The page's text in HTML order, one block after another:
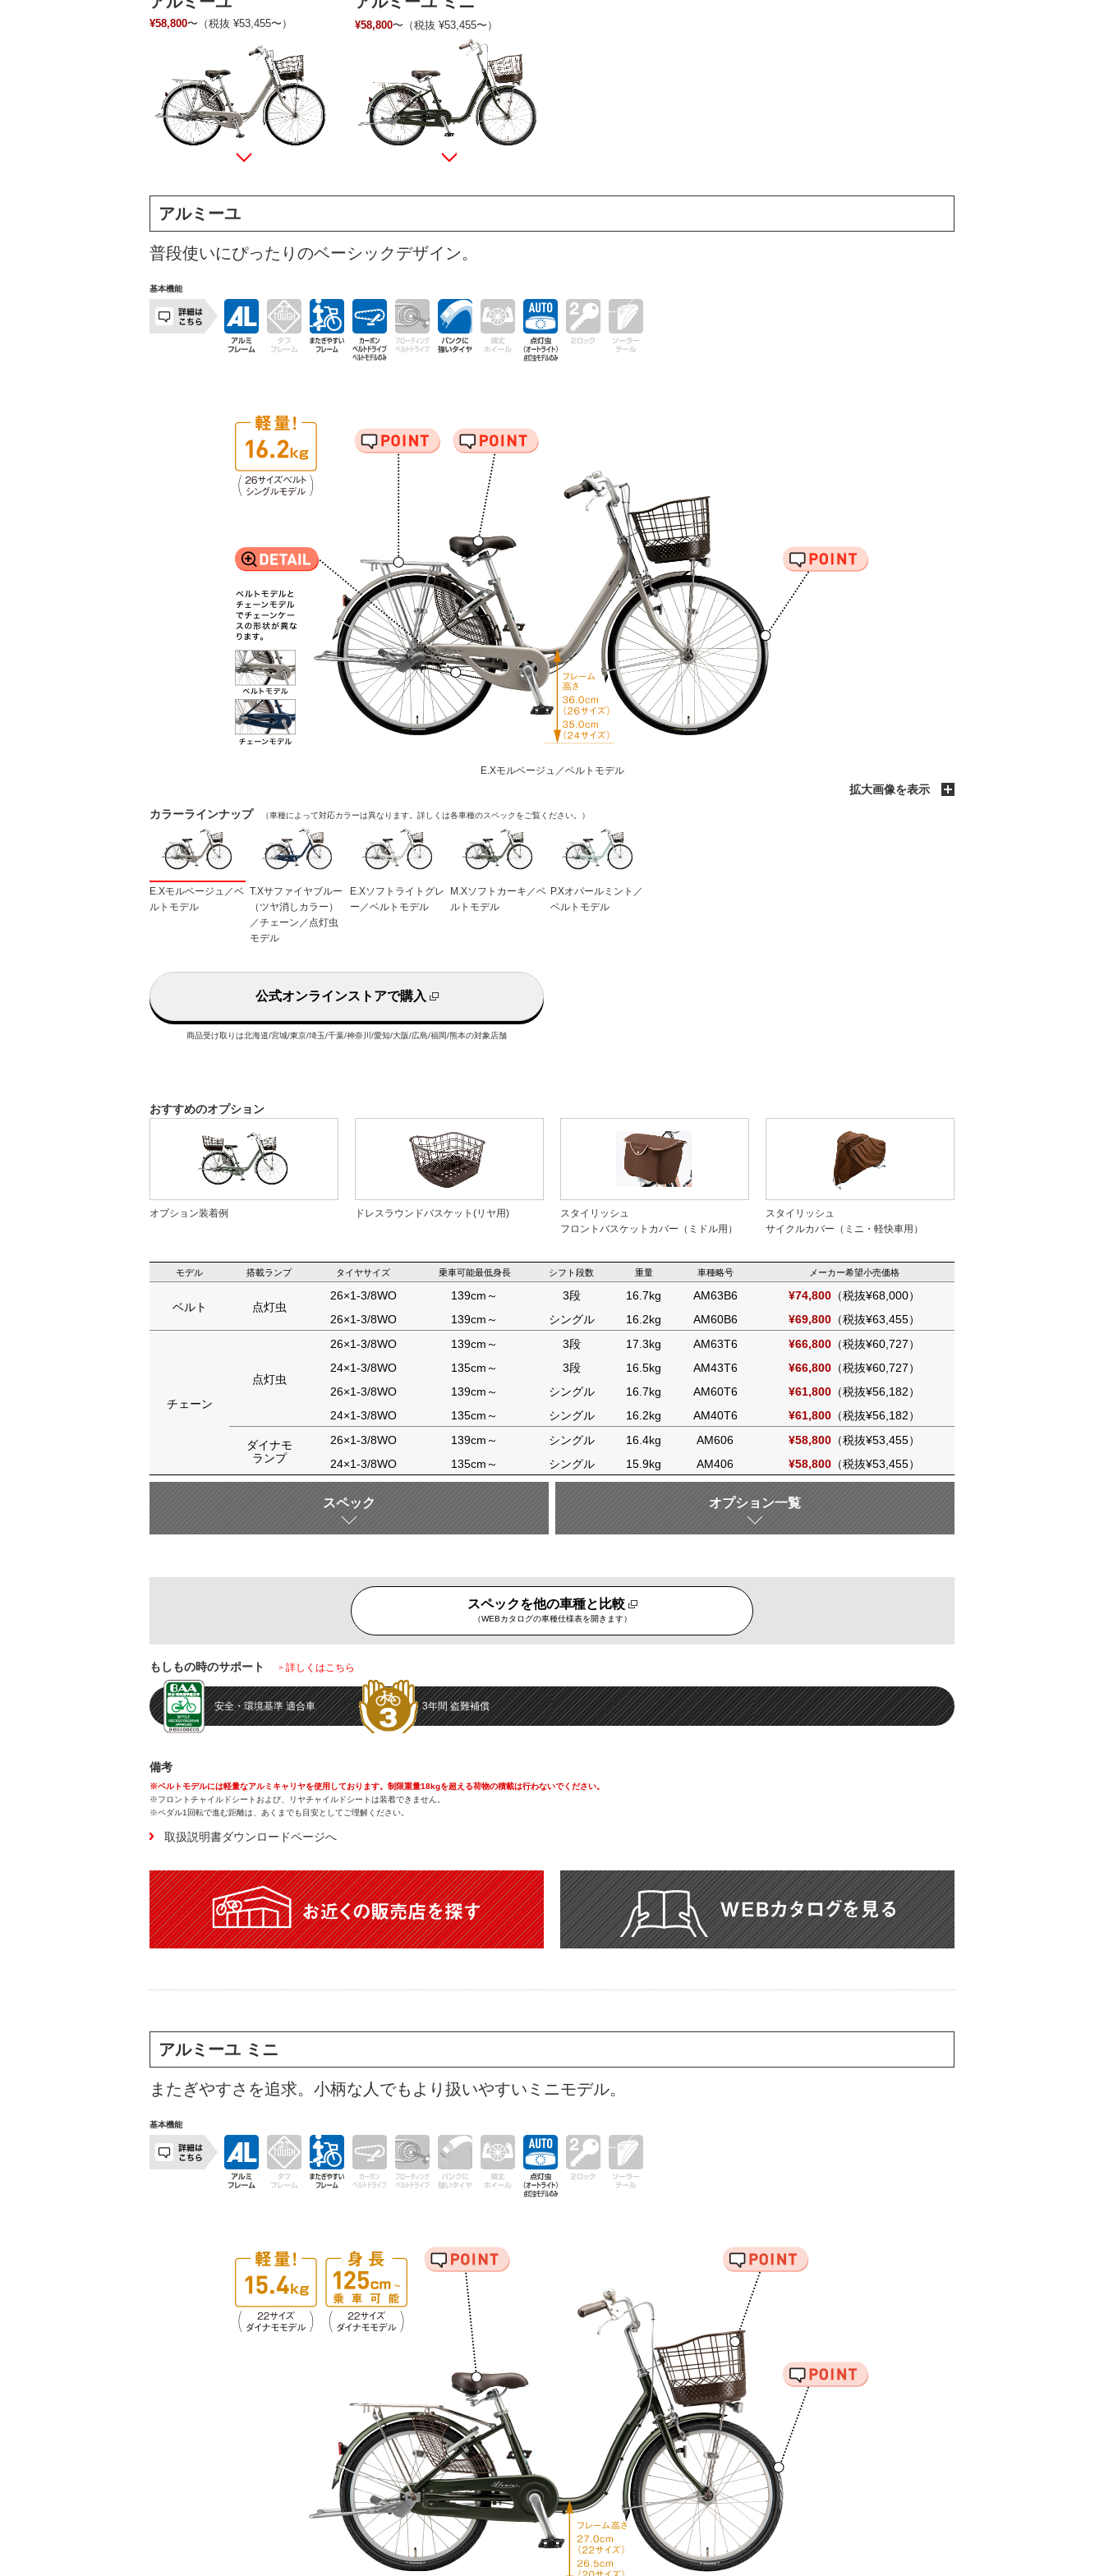
¥58,800〜（税抜 ¥53,455〜） ¥58,800〜（税抜 ¥53,455〜）
アルミーユ
普段使いにぴったりのベーシックデザイン。
基本機能
E.Xモルベージュ／ベルトモデル
拡大画像を表示
カラーラインナップ
（車種によって対応カラーは異なります。詳しくは各車種のスペックをご覧ください。）
E.Xモルベージュ／ベ
ルトモデル
T.Xサファイヤブルー
（ツヤ消しカラー）
／チェーン／点灯虫
モデル
E.Xソフトライトグレ
ー／ベルトモデル
M.Xソフトカーキ／ベ
ルトモデル
P.Xオパールミント／
ベルトモデル
公式オンラインストアで購入
商品受け取りは北海道/宮城/東京/埼玉/千葉/神奈川/愛知/大阪/広島/福岡/熊本の対象店舗
おすすめのオプション
オプション装着例 ドレスラウンドバスケット(リヤ用)
スタイリッシュ
フロントバスケットカバー（ミドル用）
スタイリッシュ
サイクルカバー（ミニ・軽快車用）
モデル 搭載ランプ タイヤサイズ 乗車可能最低身長 シフト段数 重量 車種略号 メーカー希望小売価格
ベルト 点灯虫
26×1-3/8WO 139cm～ 3段 16.7kg AM63B6 ¥74,800 （税抜¥68,000）
26×1-3/8WO
139cm～ シングル 16.2kg AM60B6 ¥69,800 （税抜¥63,455）
チェーン
点灯虫
26×1-3/8WO 139cm～ 3段 17.3kg AM63T6 ¥66,800 （税抜¥60,727）
24×1-3/8WO
135cm～ 3段 16.5kg AM43T6 ¥66,800 （税抜¥60,727）
26×1-3/8WO
139cm～ シングル 16.7kg AM60T6 ¥61,800 （税抜¥56,182）
24×1-3/8WO
135cm～ シングル 16.2kg AM40T6 ¥61,800 （税抜¥56,182）
ダイナモ
ランプ
26×1-3/8WO 139cm～ シングル 16.4kg AM606 ¥58,800 （税抜¥53,455）
24×1-3/8WO
135cm～ シングル 15.9kg AM406 ¥58,800 （税抜¥53,455）
スペック オプション一覧
スペックを他の車種と比較
（WEBカタログの車種仕様表を開きます）
もしもの時のサポート 詳しくはこちら
安全・環境基準適合車 3年間盗難補償
備考
※ベルトモデルには軽量なアルミキャリヤを使用しております。制限重量18kgを超える荷物の積載は行わないでください。
※フロントチャイルドシートおよび、リヤチャイルドシートは装着できません。
※ペダル1回転で進む距離は、あくまでも目安としてご理解ください。
取扱説明書ダウンロードページへ
アルミーユ ミニ
またぎやすさを追求。小柄な人でもより扱いやすいミニモデル。
基本機能